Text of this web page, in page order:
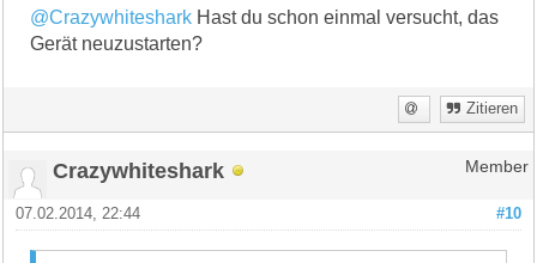
@Crazywhiteshark Hast du schon einmal versucht, das
Gerät neuzustarten?
Zitieren
Crazywhiteshark Member
#10
07.02.2014, 22:44